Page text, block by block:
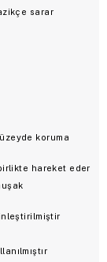
sarar
koruma
hareket eder